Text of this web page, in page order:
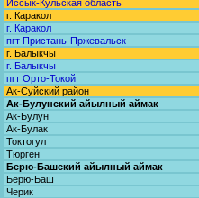
Иссык-Кульская область
г. Каракол
г. Каракол
пгт Пристань-Пржевальск
г. Балыкчы
г. Балыкчы
пгт Орто-Токой
Ак-Суйский район
Ак-Булунский айылный аймак
Ак-Булун
Ак-Булак
Токтогул
Тюрген
Берю-Башский айылный аймак
Берю-Баш
Черик